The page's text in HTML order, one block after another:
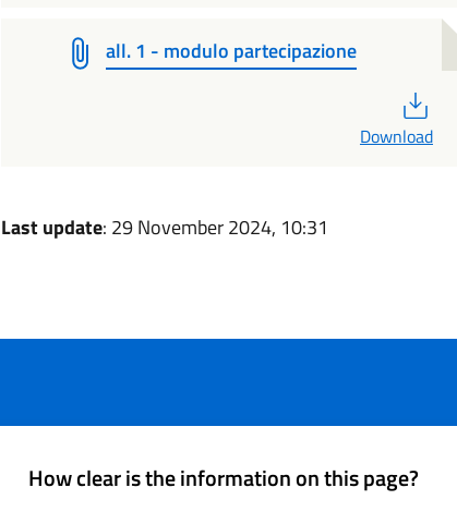
all. 1 - modulo partecipazione
Download
Last update: 29 November 2024, 10:31
How clear is the information on this page?